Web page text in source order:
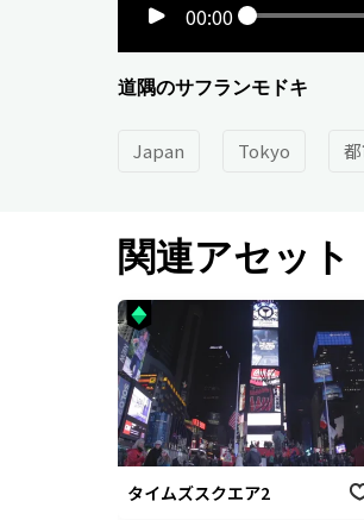
00:00
道隅のサフランモドキ
Japan Tokyo
関連アセット
タイムズスクエア2